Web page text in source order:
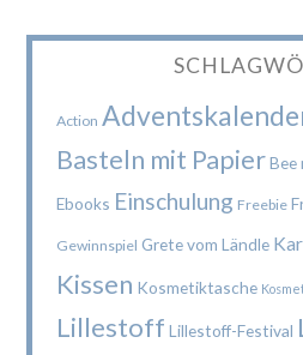
Action
Basteln mit Papier Bee
Ebooks Einschulung Freebie
Gewinnspiel Grete vom Ländle
Kissen Kosmetiktasche
Lillestoff Lillestoff-Festival